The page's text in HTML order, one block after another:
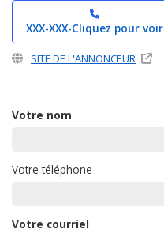
XXX-XXX-Cliquez pour voir
SITE DE L'ANNONCEUR
Votre nom
Votre téléphone
Votre courriel